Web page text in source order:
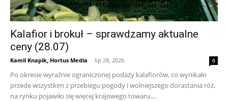
Kalafior i brokuł – sprawdzamy aktualne
ceny (28.07)
Kamil Knapik, Hortus Media - lip 28, 2026 0
Po okresie wyraźnie ograniczonej podaży kalafiorów, co wynikało
przede wszystkim z przebiegu pogody i wolniejszego dorastania róż,
na rynku pojawiło się więcej krajowego towaru....